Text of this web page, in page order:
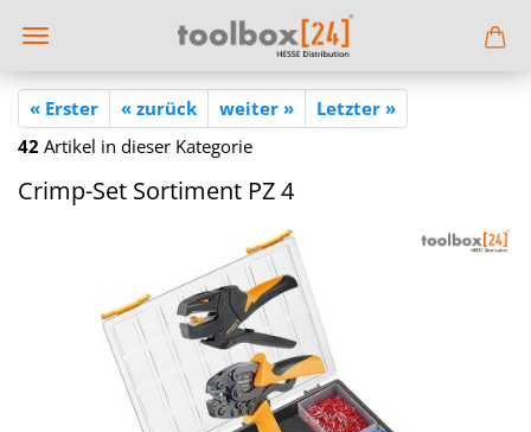
« Erster « zurück weiter »
Letzter »
42 Artikel in dieser Kategorie
Crimp-​Set Sor­ti­ment PZ 4